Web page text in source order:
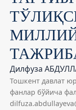
Дилфуза
Тошкент давлат
фанлар бўйича